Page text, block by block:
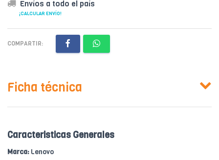
Envíos a todo el país
¡CALCULAR ENVÍO!
COMPARTIR:
Ficha técnica
Caracteristicas Generales
Marca: Lenovo